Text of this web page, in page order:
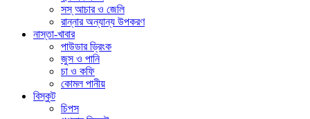
সস্ আচার ও জেলি
রান্নার অন্যান্য উপকরণ
নাস্তা-খাবার
পাউডার ড্রিংক
জুস ও পানি
চা ও কফি
কোমল পানীয়
বিস্কুট
চিপস